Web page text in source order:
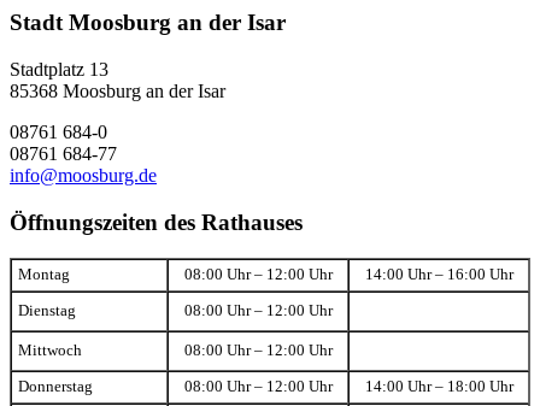
Stadt Moosburg an der Isar
Stadtplatz 13
85368 Moosburg an der Isar
08761 684-0
08761 684-77
info@moosburg.de
Öffnungszeiten des Rathauses
Montag 08:00 Uhr – 12:00 Uhr 14:00 Uhr – 16:00 Uhr
Dienstag 08:00 Uhr – 12:00 Uhr
Mittwoch 08:00 Uhr – 12:00 Uhr
Donnerstag 08:00 Uhr – 12:00 Uhr 14:00 Uhr – 18:00 Uhr